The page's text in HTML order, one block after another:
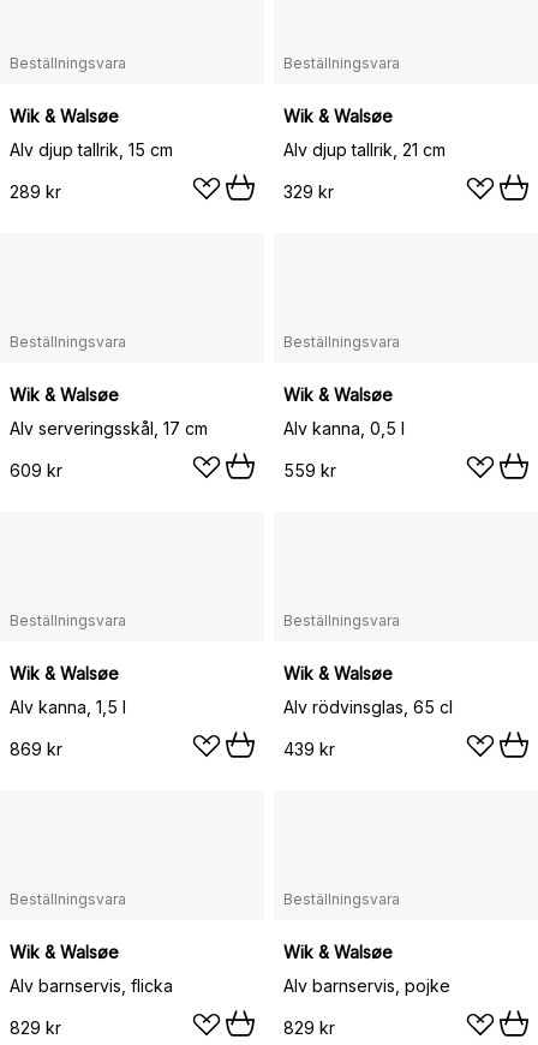
Beställningsvara
Wik & Walsøe
Alv djup tallrik, 15 cm
289 kr
Beställningsvara
Wik & Walsøe
Alv djup tallrik, 21 cm
329 kr
Beställningsvara
Wik & Walsøe
Alv serveringsskål, 17 cm
609 kr
Beställningsvara
Wik & Walsøe
Alv kanna, 0,5 l
559 kr
Beställningsvara
Wik & Walsøe
Alv kanna, 1,5 l
869 kr
Beställningsvara
Wik & Walsøe
Alv rödvinsglas, 65 cl
439 kr
Beställningsvara
Wik & Walsøe
Alv barnservis, flicka
829 kr
Beställningsvara
Wik & Walsøe
Alv barnservis, pojke
829 kr